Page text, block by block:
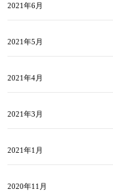
2021年6月
2021年5月
2021年4月
2021年3月
2021年1月
2020年11月